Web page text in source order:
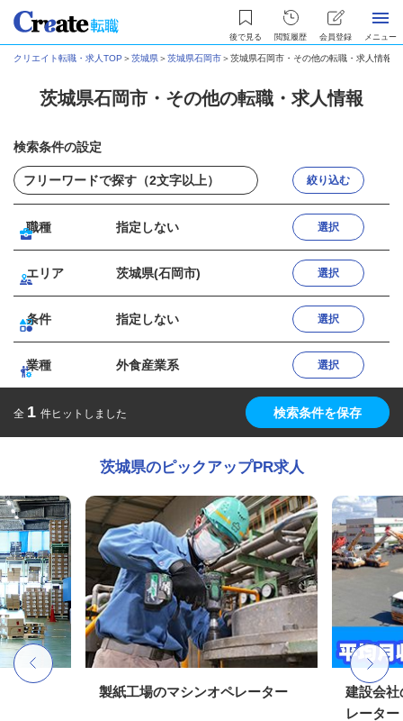
後で見る 閲覧履歴 会員登録 メニュー
クリエイト転職・求人TOP ＞茨城県＞茨城県石岡市＞茨城県石岡市・その他の転職・求人情報
茨城県石岡市・その他の転職・求人情報
検索条件の設定
絞り込む
職種 指定しない 選択
エリア 茨城県(石岡市) 選択
条件 指定しない 選択
業種 外食産業系 選択
全 1 件ヒットしました 検索条件を保存
茨城県のピックアップPR求人
製紙工場のマシンオペレーター
建設会社
レーター